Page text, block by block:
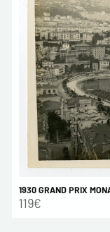
1930 GRAND PRIX
119€